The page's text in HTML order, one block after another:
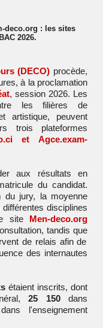
deco.org : les sites
2026.
(DECO) procède,
à la proclamation
, session 2026. Les
les filières de
artistique, peuvent
trois plateformes
etAgce.exam-
aux résultats en
du candidat.
du jury, la moyenne
disciplines
site Men-deco.org
tandis que
de relais afin de
des internautes
étaient inscrits, dont
25 150dans
l'enseignement